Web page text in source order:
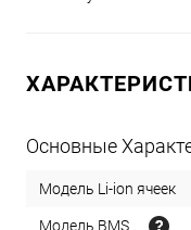
Основные
Модель Li-ion ячеек
Модель BMS